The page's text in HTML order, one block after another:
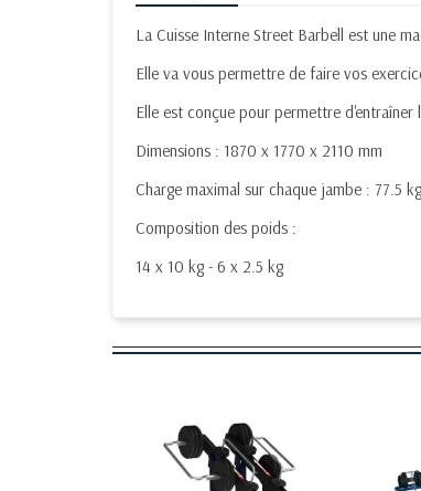
La Cuisse Interne Street Barbell est une
Elle va vous permettre de faire vos
Elle est conçue pour permettre d'entraîner
Dimensions : 1870 x 1770 x 2110 mm
Charge maximal sur chaque jambe : 77.5 kg
Composition des poids :
14 x 10 kg - 6 x 2.5 kg